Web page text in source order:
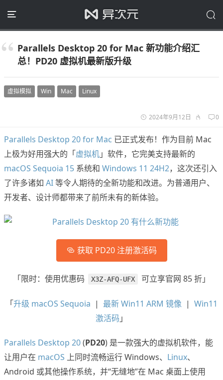
Parallels Desktop 20 for Mac 新功能介绍汇
总！PD20 虚拟机最新版升级
虚拟模拟 Win Mac Linux
2024年9月12日 0
Parallels Desktop 20 for Mac 已正式发布！作为目前 Mac
上极为好用强大的「虚拟机」软件，它完美支持最新的
macOS Sequoia 15 系统和 Windows 11 24H2，这次还引入
了许多诸如 AI等令人期待的全新功能和改进。为普通用户、
开发者、设计师都带来了前所未有的新体验。
获取 PD20 注册激活码
「限时：使用优惠码 X3Z-AFQ-UFX 可立享官网 85 折」
「升级 macOS Sequoia | 最新 Win11 ARM 镜像 | Win11
激活码 」
Parallels Desktop 20(PD20) 是一款强大的虚拟机软件，能
让用户在 macOS 上同时流畅运行 Windows、 Linux、
Android 或其他操作系统，并“无缝地”在 Mac 桌面上使用